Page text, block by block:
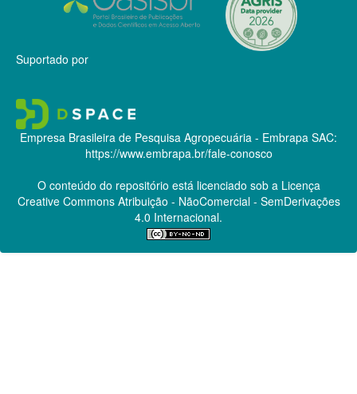
Suportado por
Empresa Brasileira de Pesquisa Agropecuária - Embrapa SAC:
https://www.embrapa.br/fale-conosco
O conteúdo do repositório está licenciado sob a Licença
Creative CommonsAtribuição - NãoComercial - SemDerivações
4.0 Internacional.